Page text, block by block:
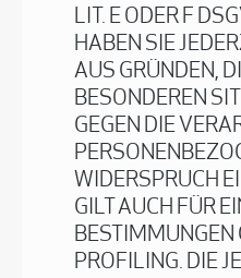
LIT. E ODER F
HABEN SIE
AUS GRÜNDEN,
BESONDEREN
GEGEN DIE
WIDERSPRUCH
GILT AUCH FÜR
BESTIMMUNGEN
PROFILING. DIE